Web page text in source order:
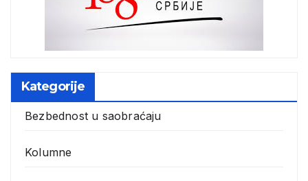
Kategorije
Bezbednost u saobraćaju
Kolumne